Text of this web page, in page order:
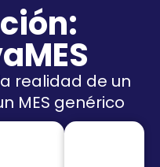
realidad de un
MES genérico